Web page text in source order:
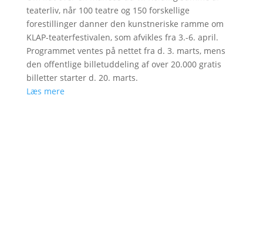
teaterliv, når 100 teatre og 150 forskellige
forestillinger danner den kunstneriske ramme om
KLAP-teaterfestivalen, som afvikles fra 3.-6. april.
Programmet ventes på nettet fra d. 3. marts, mens
den offentlige billetuddeling af over 20.000 gratis
billetter starter d. 20. marts.
Læs mere